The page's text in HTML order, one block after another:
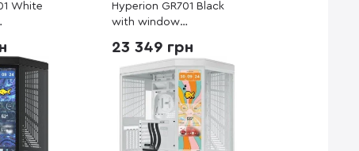
White
Hyperion GR701 Black
with window
23 349 грн